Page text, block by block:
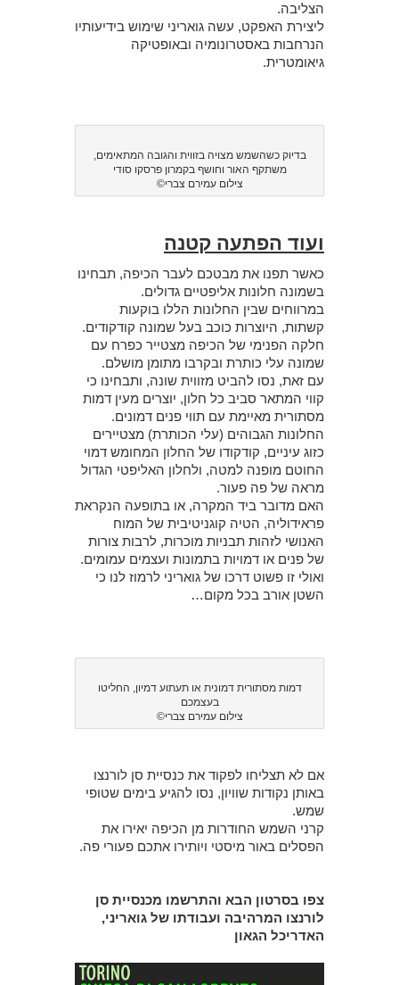
הצליבה.
ליצירת האפקט, עשה גואריני שימוש בידיעותיו
הנרחבות באסטרונומיה ובאופטיקה
גיאומטרית.
בדיוק כשהשמש מצויה בזווית והגובה המתאימים,
משתקף האור וחושף בקמרון פרסקו סודי
צילום עמירם צברי©
ועוד הפתעה קטנה
כאשר תפנו את מבטכם לעבר הכיפה, תבחינו
בשמונה חלונות אליפטיים גדולים.
במרווחים שבין החלונות הללו בוקעות
קשתות, היוצרות כוכב בעל שמונה קודקודים.
חלקה הפנימי של הכיפה מצטייר כפרח עם
שמונה עלי כותרת ובקרבו מתומן מושלם.
עם זאת, נסו להביט מזווית שונה, ותבחינו כי
קווי המתאר סביב כל חלון, יוצרים מעין דמות
מסתורית מאיימת עם תווי פנים דמונים.
החלונות הגבוהים (עלי הכותרת) מצטיירים
כזוג עיניים, קודקודו של החלון המחומש דמוי
החוטם מופנה למטה, ולחלון האליפטי הגדול
מראה של פה פעור.
האם מדובר ביד המקרה, או בתופעה הנקראת
פראידוליה, הטיה קוגניטיבית של המוח
האנושי לזהות תבניות מוכרות, לרבות צורות
של פנים או דמויות בתמונות ועצמים עמומים.
ואולי זו פשוט דרכו של גואריני לרמוז לנו כי
השטן אורב בכל מקום…
דמות מסתורית דמונית או תעתוע דמיון, החליטו
בעצמכם
צילום עמירם צברי©
אם לא תצליחו לפקוד את כנסיית סן לורנצו
באותן נקודות שוויון, נסו להגיע בימים שטופי
שמש.
קרני השמש החודרות מן הכיפה יאירו את
הפסלים באור מיסטי ויותירו אתכם פעורי פה.
צפו בסרטון הבא והתרשמו מכנסיית סן
לורנצו המרהיבה ועבודתו של גואריני,
האדריכל הגאון